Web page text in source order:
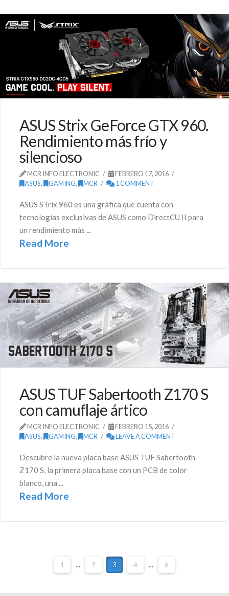
ASUS Strix GeForce GTX 960.
Rendimiento más frío y
silencioso
MCR INFO ELECTRONIC
FEBRERO 17, 2016
ASUS, GAMING, MCR 1 COMMENT
ASUS STrix 960 es una gráfica que cuenta con
tecnologías exclusivas de ASUS como DirectCU II para
un rendimiento más ...
Read More
ASUS TUF Sabertooth Z170 S
con camuflaje ártico
MCR INFO ELECTRONIC
FEBRERO 15, 2016
ASUS, GAMING, MCR LEAVE A COMMENT
Descubre la nueva placa base ASUS TUF Sabertooth
Z170 S, la primera placa base con un PCB de color
blanco, una ...
Read More
1 ... 2 3 4 ... 6